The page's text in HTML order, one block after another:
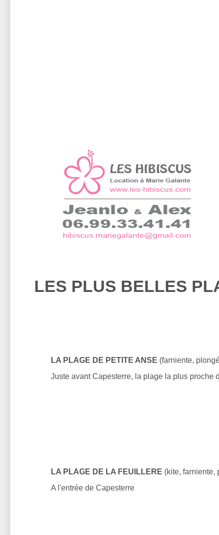
LES PLUS BELLES
LA PLAGE DE PETITE ANSE (farniente,
Juste avant Capesterre, la plage la plus proche
LA PLAGE DE LA FEUILLERE (kite, farniente,
A l'entrée de Capesterre